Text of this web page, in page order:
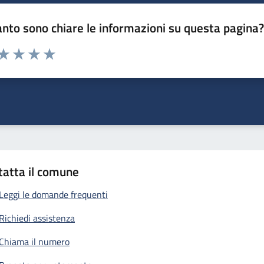
sono chiare le informazioni su questa pagina?
da 1 a 5 stelle la pagina
il comune
Leggi le domande frequenti
Richiedi assistenza
Chiama il numero